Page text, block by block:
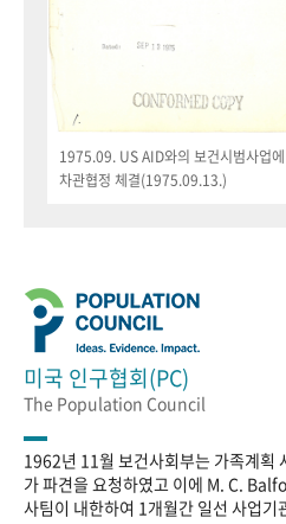
1975.09. US AID와의 보건시범사업
차관협정 체결(1975.09.13.)
미국 인구협회(PC)
The Population Council
1962년 11월 보건사회부는 가족계획
가 파견을 요청하였고 이에 M. C.
사팀이 내한하여 1개월간 일선 사업